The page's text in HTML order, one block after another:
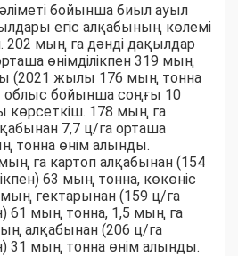
бойынша биыл ауыл
егіс алқабының көлемі
202 мың га дәнді дақылдар
өнімділікпен 319 мың
(2021 жылы 176 мың тонна
облыс бойынша соңғы 10
178 мың га
7,7 ц/га орташа
тонна өнім алынды.
га картоп алқабынан (154
63 мың тонна, көкөніс
гектарынан (159 ц/га
61 мың тонна, 1,5 мың га
алқабынан (206 ц/га
31 мың тонна өнім алынды.